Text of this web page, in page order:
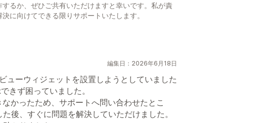
るか、ぜひご共有いただけますと幸いです。私が責
に向けてできる限りサポートいたします。
編集日：2026年6月18日
ーウィジェットを設置しようとしていました
きず困っていました。
かったため、サポートへ問い合わせたとこ
後、すぐに問題を解決していただけました。